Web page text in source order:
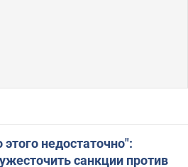
недостаточно":
санкции против